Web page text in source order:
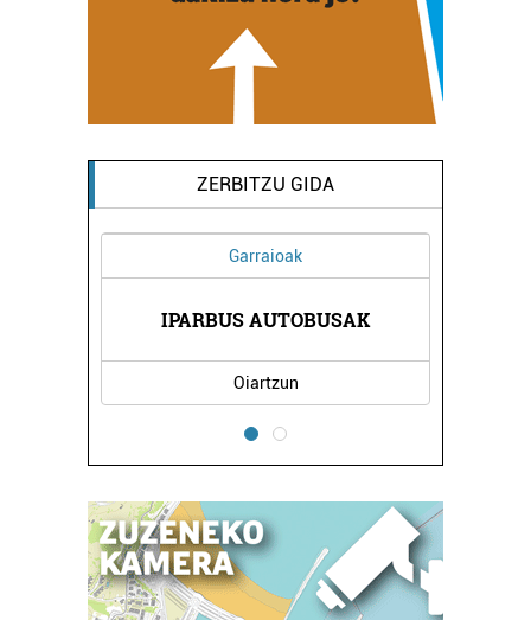
ZERBITZU GIDA
Garraioak
IPARBUS AUTOBUSAK
Oiartzun